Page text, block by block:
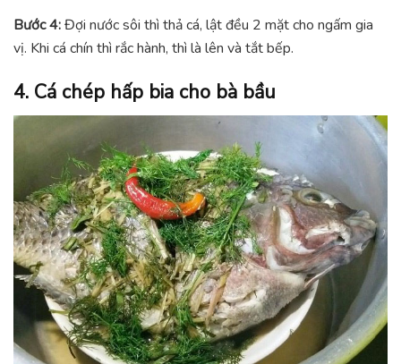
Bước 4:Đợi nước sôi thì thả cá, lật đều 2 mặt cho ngấm gia
vị. Khi cá chín thì rắc hành, thì là lên và tắt bếp.
4. Cá chép hấp bia cho bà bầu